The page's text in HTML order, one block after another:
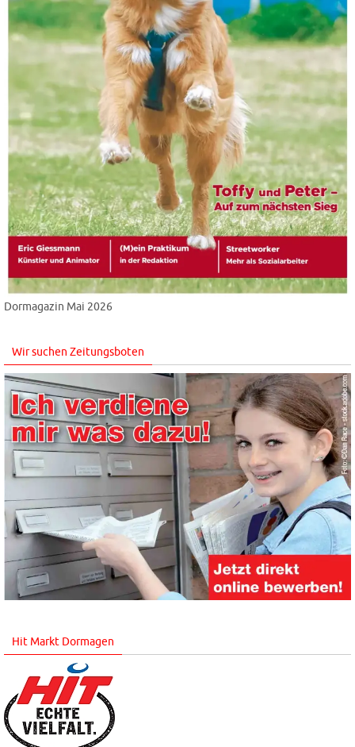
Dormagazin Mai 2026
Wir suchen Zeitungsboten
Hit Markt Dormagen